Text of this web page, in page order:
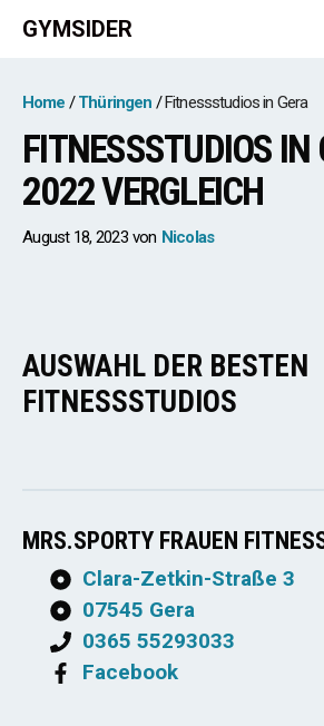
Zum
Inhalt
GYMSIDER
Home Thüringen Fitnessstudios in Gera
FITNESSSTUDIOS IN
2022 VERGLEICH
August 18, 2023 von Nicolas
AUSWAHL DER BESTEN
FITNESSSTUDIOS
MRS.SPORTY FRAUEN
Clara-Zetkin-Straße 3
07545 Gera
0365 55293033
Facebook